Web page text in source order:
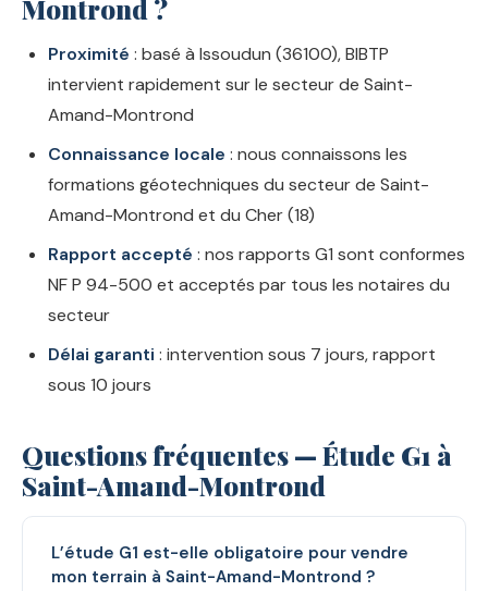
Montrond ?
Proximité : basé à Issoudun (36100), BIBTP
intervient rapidement sur le secteur de Saint-
Amand-Montrond
Connaissance locale : nous connaissons les
formations géotechniques du secteur de Saint-
Amand-Montrond et du Cher (18)
Rapport accepté : nos rapports G1 sont conformes
NF P 94-500 et acceptés par tous les notaires du
secteur
Délai garanti : intervention sous 7 jours, rapport
sous 10 jours
Questions fréquentes — Étude G1 à
Saint-Amand-Montrond
L’étude G1 est-elle obligatoire pour vendre
mon terrain à Saint-Amand-Montrond ?